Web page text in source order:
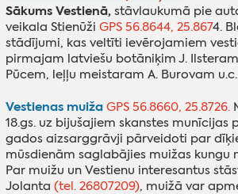
Sākums Vestienā, stāvlaukumā pie
veikala Stienūži GPS 56.8644, 25.8674.
stādījumi, kas veltīti ievērojamiem
pirmajam latviešu botāniķim J.
Pūcem, leļļu meistaram A. Burovam u.c.
Vestienas muiža GPS 56.8660, 25.8726.
18.gs. uz bijušajiem skanstes munīcijas
gados aizsarggrāvji pārveidoti par
mūsdienām saglabājies muižas kungu
Par muižu un Vestienu interesantus
Jolanta (tel. 26807209), muižā var